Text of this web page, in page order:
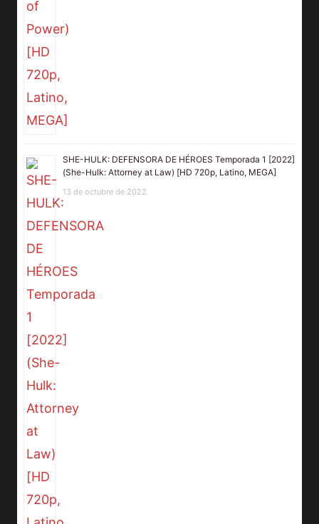
SHE-HULK: DEFENSORA DE HÉROES Temporada 1 [2022]
(She-Hulk: Attorney at Law) [HD 720p, Latino, MEGA]
13 de octubre de 2022